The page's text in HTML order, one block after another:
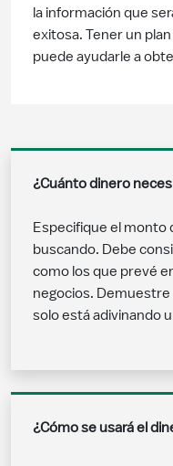
la información que
exitosa. Tener un
puede ayudarle a
¿Cuánto dinero
Especifique el monto
buscando. Debe
como los que prevé
negocios. Demuestre
solo está adivinando
¿Cómo se usará el